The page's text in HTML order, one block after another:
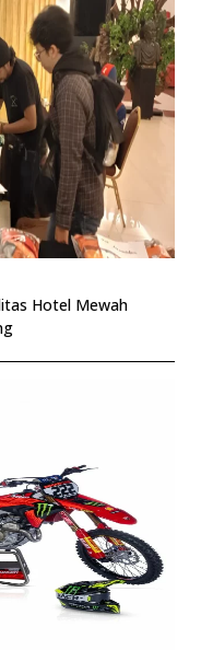
Hotel Mewah